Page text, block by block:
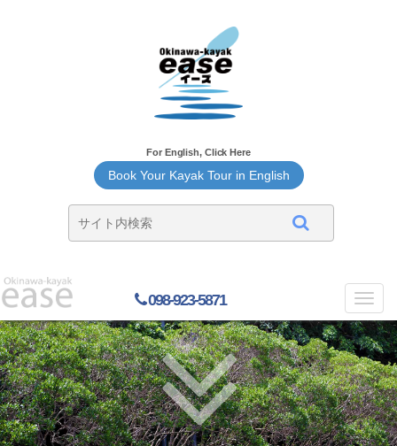
For English, Click Here
Book Your Kayak Tour in English
098-923-5871